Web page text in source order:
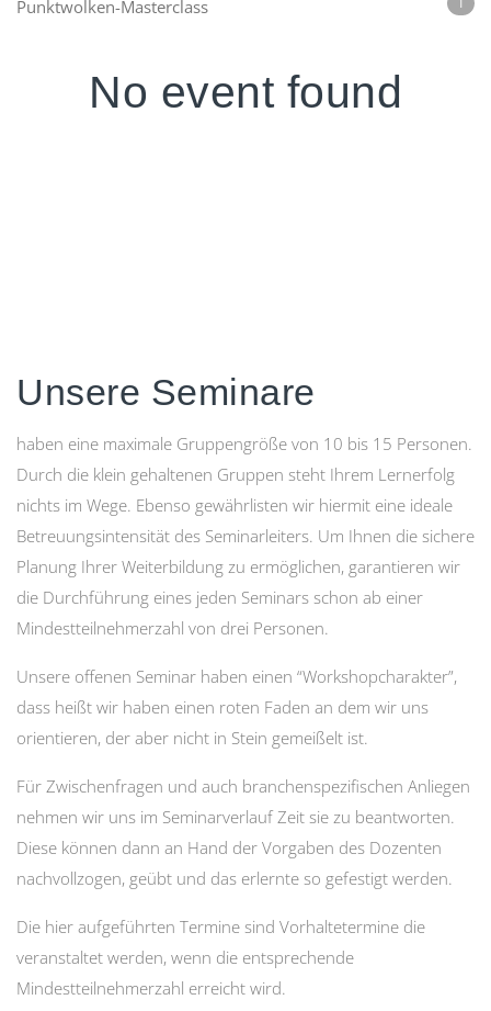
Punktwolken-Masterclass
No event found
Unsere Seminare
haben eine maximale Gruppengröße von 10 bis 15 Personen.
Durch die klein gehaltenen Gruppen steht Ihrem Lernerfolg
nichts im Wege. Ebenso gewährlisten wir hiermit eine ideale
Betreuungsintensität des Seminarleiters. Um Ihnen die sichere
Planung Ihrer Weiterbildung zu ermöglichen, garantieren wir
die Durchführung eines jeden Seminars schon ab einer
Mindestteilnehmerzahl von drei Personen.
Unsere offenen Seminar haben einen “Workshopcharakter”,
dass heißt wir haben einen roten Faden an dem wir uns
orientieren, der aber nicht in Stein gemeißelt ist.
Für Zwischenfragen und auch branchenspezifischen Anliegen
nehmen wir uns im Seminarverlauf Zeit sie zu beantworten.
Diese können dann an Hand der Vorgaben des Dozenten
nachvollzogen, geübt und das erlernte so gefestigt werden.
Die hier aufgeführten Termine sind Vorhaltetermine die
veranstaltet werden, wenn die entsprechende
Mindestteilnehmerzahl erreicht wird.